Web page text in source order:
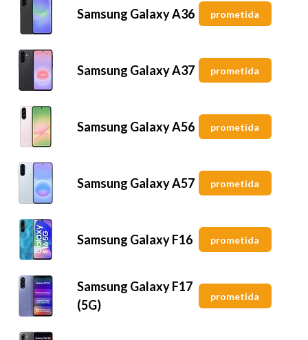
Samsung Galaxy A36 prometida
Samsung Galaxy A37 prometida
Samsung Galaxy A56 prometida
Samsung Galaxy A57 prometida
Samsung Galaxy F16 prometida
Samsung Galaxy F17
(5G)
prometida